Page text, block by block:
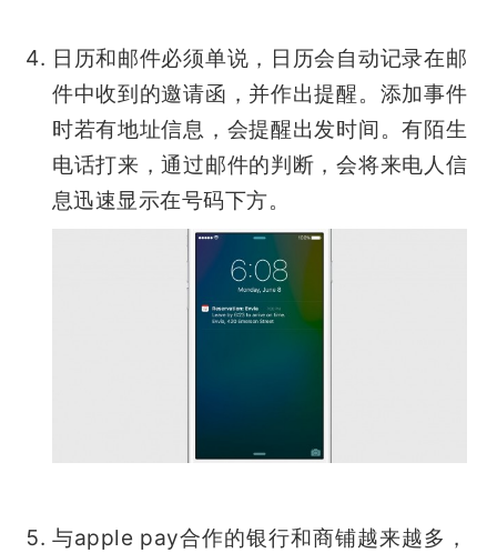
日历和邮件必须单说，日历会自动记录在邮
件中收到的邀请函，并作出提醒。添加事件
时若有地址信息，会提醒出发时间。有陌生
电话打来，通过邮件的判断，会将来电人信
息迅速显示在号码下方。
与apple pay合作的银行和商铺越来越多，